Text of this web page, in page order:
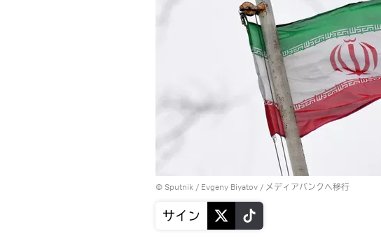
© Sputnik / Evgeny Biyatov / メディアバンクへ移行
サイン